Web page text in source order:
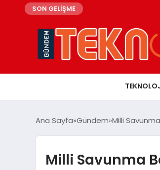
SON GELİŞME
Ana Sayfa Gündem Milli
Milli Savunma